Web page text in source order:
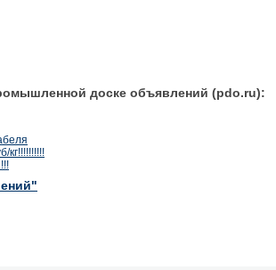
доске объявлений (pdo.ru):
кг!!!!!!!!!!